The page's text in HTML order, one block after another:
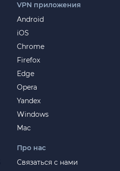
VPN приложения
Android
iOS
Chrome
Firefox
Edge
Opera
Yandex
Windows
Mac
Про нас
Связаться с нами